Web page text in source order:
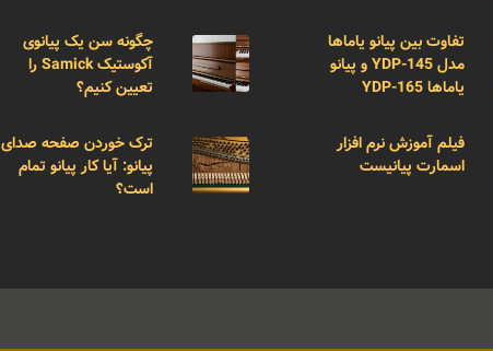
تفاوت بین پیانو یاماها
مدل YDP-145 و پیانو
یاماها YDP-165
فیلم آموزش نرم افزار
اسمارت پیانیست
چگونه سن یک پیانوی
آکوستیک Samick را
تعیین کنیم؟
ترک خوردن صفحه صدای
پیانو: آیا کار پیانو تمام
است؟